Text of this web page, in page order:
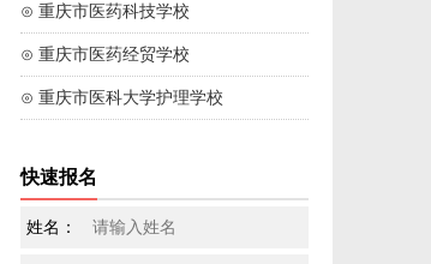
⊙ 重庆市医药科技学校
⊙ 重庆市医药经贸学校
⊙ 重庆市医科大学护理学校
快速报名
姓名：